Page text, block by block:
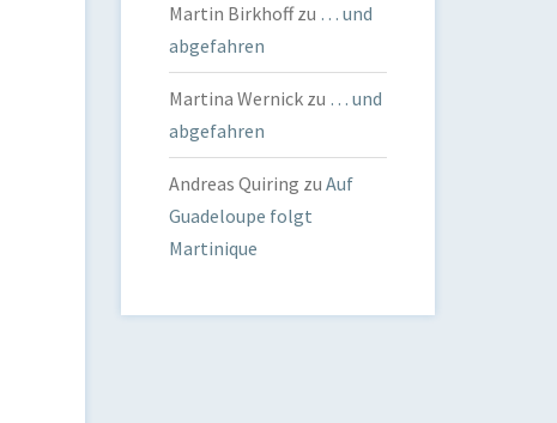
Martin Birkhoffzu … und
abgefahren
Martina Wernickzu … und
abgefahren
Andreas Quiring zu Auf
Guadeloupe folgt
Martinique